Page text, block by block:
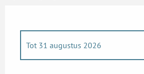
Tot 31 augustus 2026